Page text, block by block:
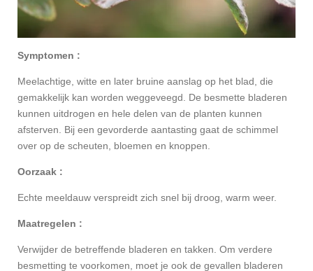
Symptomen :
Meelachtige, witte en later bruine aanslag op het blad, die
gemakkelijk kan worden weggeveegd. De besmette bladeren
kunnen uitdrogen en hele delen van de planten kunnen
afsterven. Bij een gevorderde aantasting gaat de schimmel
over op de scheuten, bloemen en knoppen.
Oorzaak :
Echte meeldauw verspreidt zich snel bij droog, warm weer.
Maatregelen :
Verwijder de betreffende bladeren en takken. Om verdere
besmetting te voorkomen, moet je ook de gevallen bladeren